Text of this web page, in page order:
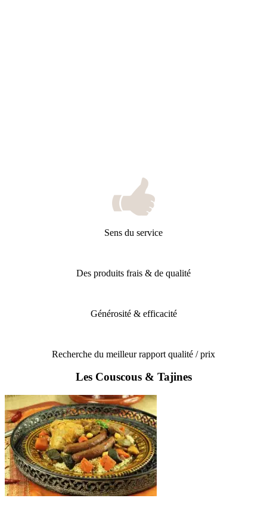
Sens du service
Des produits frais & de qualité
Générosité & efficacité
Recherche du meilleur rapport qualité / prix
Les Couscous & Tajines